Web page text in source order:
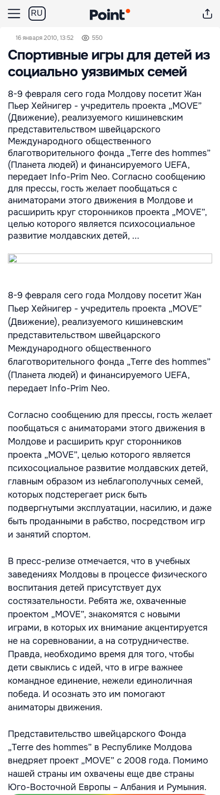
RU
16 января 2010, 13:52 550
Спортивные игры для детей из
социально уязвимых семей
8-9 февраля сего года Молдову посетит Жан
Пьер Хейнигер - учредитель проекта „MOVE”
(Движение), реализуемого кишиневским
представительством швейцарского
Международного общественного
благотворительного фонда „Terre des hommes”
(Планета людей) и финансируемого UEFA,
передает Info-Prim Neo. Согласно сообщению
для прессы, гость желает пообщаться с
аниматорами этого движения в Молдове и
расширить круг сторонников проекта „MOVE”,
целью которого является психосоциальное
развитие молдавских детей, ...
8-9 февраля сего года Молдову посетит Жан
Пьер Хейнигер - учредитель проекта „MOVE”
(Движение), реализуемого кишиневским
представительством швейцарского
Международного общественного
благотворительного фонда „Terre des hommes”
(Планета людей) и финансируемого UEFA,
передает Info-Prim Neo.
Согласно сообщению для прессы, гость желает
пообщаться с аниматорами этого движения в
Молдове и расширить круг сторонников
проекта „MOVE”, целью которого является
психосоциальное развитие молдавских детей,
главным образом из неблагополучных семей,
которых подстерегает риск быть
подвергнутыми эксплуатации, насилию, и даже
быть проданными в рабство, посредством игр
и занятий спортом.
В пресс-релизе отмечается, что в учебных
заведениях Молдовы в процессе физического
воспитания детей присутствует дух
состязательности. Ребята же, охваченные
проектом „MOVE”, знакомятся с новыми
играми, в которых их внимание акцентируется
не на соревновании, а на сотрудничестве.
Правда, необходимо время для того, чтобы
дети свыклись с идей, что в игре важнее
командное единение, нежели единоличная
победа. И осознать это им помогают
аниматоры движения.
Представительство швейцарского Фонда
„Terre des hommes” в Республике Молдова
внедряет проект „MOVE” с 2008 года. Помимо
нашей страны им охвачены еще две страны
Юго-Восточной Европы – Албания и Румыния.